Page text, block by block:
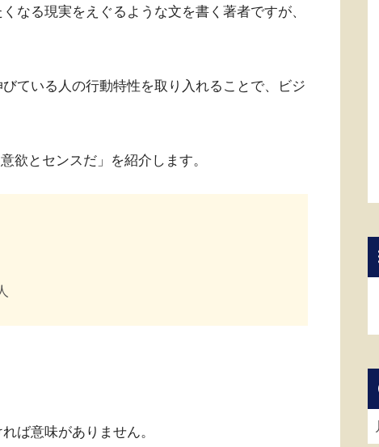
なる現実をえぐるような文を書く著者ですが、
ている人の行動特性を取り入れることで、ビジ
欲とセンスだ」を紹介します。
ば意味がありません。